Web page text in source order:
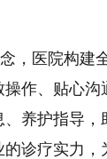
，医院构
作、贴心
养护指导
诊疗实力